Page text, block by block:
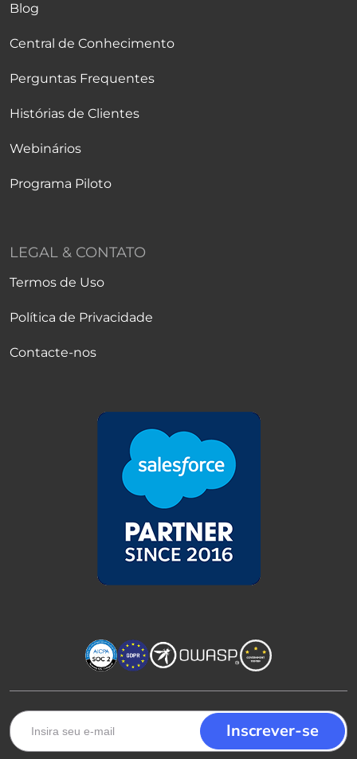
Blog
Central de Conhecimento
Perguntas Frequentes
Histórias de Clientes
Webinários
Programa Piloto
LEGAL & CONTATO
Termos de Uso
Política de Privacidade
Contacte-nos